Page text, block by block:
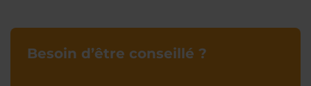
Besoin d’être conseillé ?